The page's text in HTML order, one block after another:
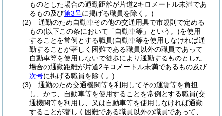
ものとした場合の通勤距離が片道2キロメートル未満であ
るもの及び第3号に掲げる職員を除く。)
(2)
通勤のため自動車その他の交通用具で市規則で定める
もの(以下この条において「自動車等」という。)を使用
することを常例とする職員(自動車等を使用しなければ通
勤することが著しく困難である職員以外の職員であって
自動車等を使用しないで徒歩により通勤するものとした
場合の通勤距離が片道2キロメートル未満であるもの及び
次号に掲げる職員を除く。)
(3)
通勤のため交通機関等を利用してその運賃等を負担
し、かつ、自動車等を使用することを常例とする職員(交
通機関等を利用し、又は自動車等を使用しなければ通勤
することが著しく困難である職員以外の職員であって、